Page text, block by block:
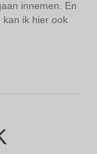
innemen. En
kan ik hier ook